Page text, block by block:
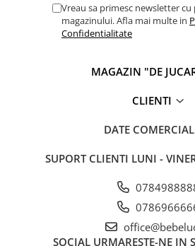
Cadou copii 11 ani
Cadou copii 12 ani
Etui Ochelari
Vreau sa primesc newsletter
magazinului. Afla mai multe in
Confidentialitate
MAGAZIN "DE
CLIENTI
DATE
SUPORT CLIENTI LUNI -
SOCIAL URMARESTE-NE IN